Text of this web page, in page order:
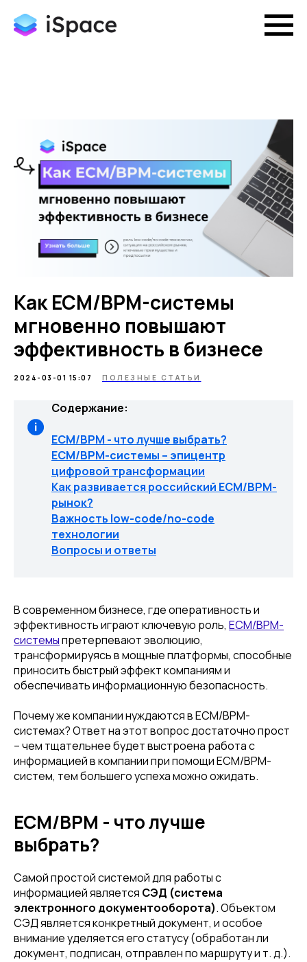
Как ECM/BPM-системы
мгновенно повышают
эффективность в бизнесе
2024-03-01 15:07 ПОЛЕЗНЫЕ СТАТЬИ
Содержание:
ECM/BPM - что лучше выбрать?
ЕСМ/BPM-системы – эпицентр
цифровой трансформации
Как развивается российский ECM/BPM-
рынок?
Важность low-code/no-code
технологии
Вопросы и ответы
В современном бизнесе, где оперативность и
эффективность играют ключевую роль, ECM/BPM-
системыпретерпевают эволюцию,
трансформируясь в мощные платформы, способные
приносить быстрый эффект компаниям и
обеспечивать информационную безопасность.
Почему же компании нуждаются в ECM/BPM-
системах? Ответ на этот вопрос достаточно прост
– чем тщательнее будет выстроена работа с
информацией в компании при помощи ECM/BPM-
систем, тем большего успеха можно ожидать.
ECM/BPM - что лучше
выбрать?
Самой простой системой для работы с
информацией является СЭД (система
электронного документооборота). Объектом
СЭД является конкретный документ, и особое
внимание уделяется его статусу (обработан ли
документ, подписан, отправлен по маршруту и т. д.).